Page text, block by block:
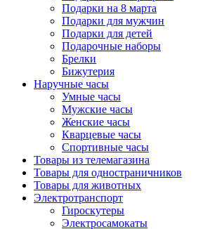
Подарки на 8 марта
Подарки для мужчин
Подарки для детей
Подарочные наборы
Брелки
Бижутерия
Наручные часы
Умные часы
Мужские часы
Женские часы
Кварцевые часы
Спортивные часы
Товары из телемагазина
Товары для одностраничников
Товары для животных
Электротранспорт
Гироскутеры
Электросамокаты